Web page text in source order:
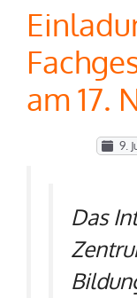
am 17.
9.
Das